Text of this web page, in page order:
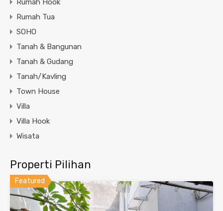
Rumah Hook
Rumah Tua
SOHO
Tanah & Bangunan
Tanah & Gudang
Tanah/Kavling
Town House
Villa
Villa Hook
Wisata
Properti Pilihan
Featured